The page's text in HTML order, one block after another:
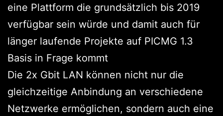
eine Plattform die grundsätzlich bis 2019
verfügbar sein würde und damit auch für
länger laufende Projekte auf PICMG 1.3
Basis in Frage kommt
Die 2x Gbit LAN können nicht nur die
gleichzeitige Anbindung an verschiedene
Netzwerke ermöglichen, sondern auch eine